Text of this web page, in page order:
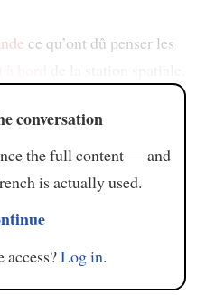
ce qu’ont dû penser les
conversation
the full content — and
is actually used.
access?Log in.